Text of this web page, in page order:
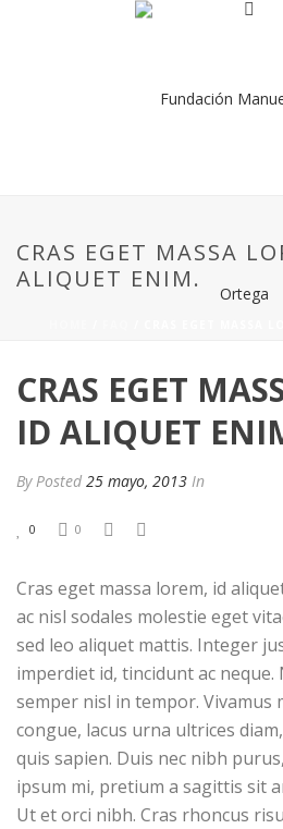
CRAS EGET MASSA
ALIQUET ENIM.
CRAS EGET
ID ALIQUET
By Posted 25 mayo, 2013 In
0 0
Cras eget massa lorem, id
ac nisl sodales molestie eget
sed leo aliquet mattis. Integer
imperdiet id, tincidunt ac neque.
semper nisl in tempor. Vivamus
congue, lacus urna ultrices
quis sapien. Duis nec nibh
ipsum mi, pretium a sagittis sit
Ut et orci nibh. Cras rhoncus